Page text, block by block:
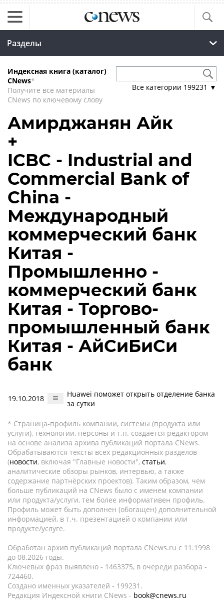
Разделы
Индексная книга (каталог)
CNews*
Получите все материалы
CNews по ключевому слову
Все категории 199231 ▼
Амирджанян Айк
+
ICBC - Industrial and
Commercial Bank of
China -
Международный
коммерческий банк
Китая -
Промышленно -
коммерческий банк
Китая - Торгово-
промышленный банк
Китая - АйСиБиСи
банк
19.10.2018
Huawei поможет открыть отделение банка
за сутки
* Страница-профиль компании, системы (продукта или
услуги), технологии, персоны и т.п. создается редактором
на основе анализа архива публикаций портала CNews.
Обрабатываются тексты всех редакционных разделов
(новости, включая "Главные новости", статьи,
аналитические обзоры рынков, интервью, а также
содержание партнёрских проектов). Таким образом, чем
больше публикаций на CNews было с именем компании
или продукта/услуги, тем более информативен профиль.
Профиль может быть дополнен (обогащен) дополнительной
информацией, в т.ч. презентацией о компании или
продукте/услуге.
Обработан архив публикаций портала CNews.ru c 11.1998
до 08.2026 годы.
Ключевых фраз выявлено - 1463375, в очереди разбора -
724460.
Создано именных указателей - 199231.
Редакция Индексной книги CNews - book@cnews.ru